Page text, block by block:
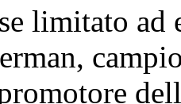
limitato ad